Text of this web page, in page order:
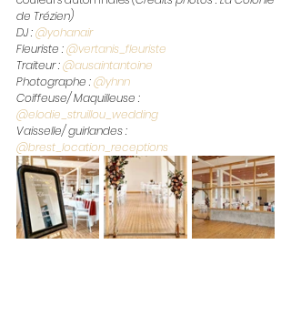
de Trézien)
DJ : @yohanair
Fleuriste : @vertanis_fleuriste
Traiteur : @ausaintantoine
Photographe : @yhnn
Coiffeuse/ Maquilleuse :
@elodie_struillou_wedding
Vaisselle/ guirlandes :
@brest_location_receptions